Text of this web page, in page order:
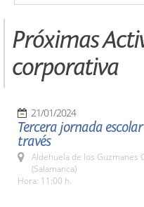
Próximas
corporativa
21/01/2024
Tercera jornada
través
Aldehuela de los Guzmanes
(Salamanca)
Hora: 11:00 h.